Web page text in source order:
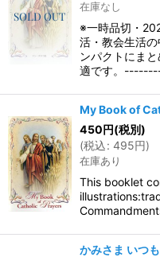
在庫なし
※一時品切・
活・教会生活
ンパクトにま
適です。
My Book of
450円(税別)
(税込: 495円)
在庫あり
This booklet
かみさま いつ